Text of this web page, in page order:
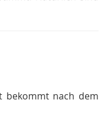
bekommt nach dem